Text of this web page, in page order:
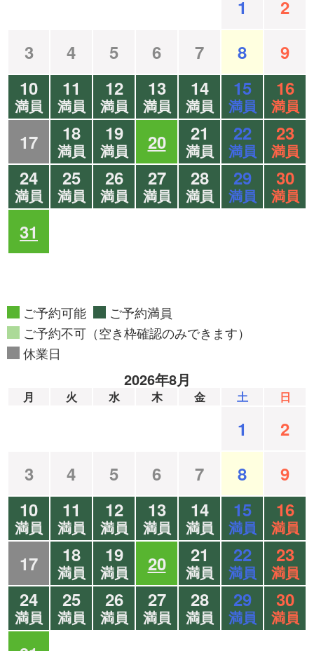
1
2
3
4 5 6 7 8
9
10
満員
11
満員
12
満員
13
満員
14
満員
15
満員
16
満員
17 18
満員
19
満員 20 21
満員
22
満員
23
満員
24
満員
25
満員
26
満員
27
満員
28
満員
29
満員
30
満員
31
ご予約可能
ご予約満員
ご予約不可（空き枠確認のみできます）
休業日
2026年8月
月 火 水 木 金 土 日
1
2
3
4 5 6 7 8
9
10
満員
11
満員
12
満員
13
満員
14
満員
15
満員
16
満員
17 18
満員
19
満員 20 21
満員
22
満員
23
満員
24
満員
25
満員
26
満員
27
満員
28
満員
29
満員
30
満員